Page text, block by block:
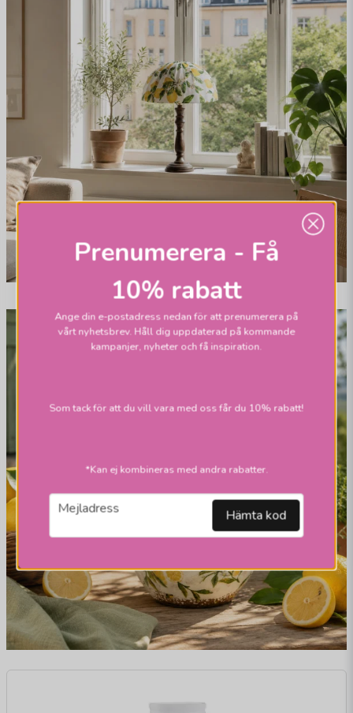
Prenumerera - Få
10% rabatt
Ange din e-postadress nedan för att prenumerera på
vårt nyhetsbrev. Håll dig uppdaterad på kommande
kampanjer, nyheter och få inspiration.
Som tack för att du vill vara med oss får du 10% rabatt!
*Kan ej kombineras med andra rabatter.
email
Mejladress Hämta kod